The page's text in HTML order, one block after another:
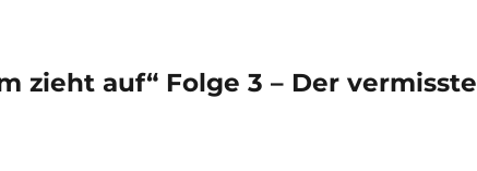
zieht auf“ Folge 3 – Der vermisste